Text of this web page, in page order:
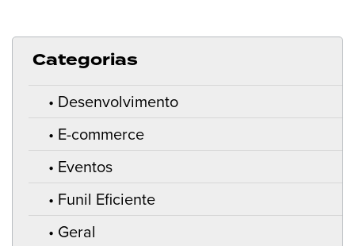
Categorias
Desenvolvimento
E-commerce
Eventos
Funil Eficiente
Geral